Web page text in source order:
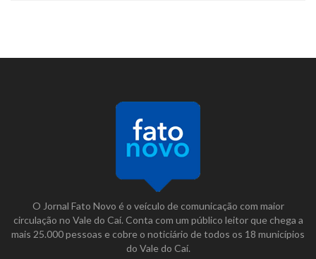
O Jornal Fato Novo é o veículo de comunicação com maior
circulação no Vale do Caí. Conta com um público leitor que chega a
mais 25.000 pessoas e cobre o noticiário de todos os 18 municípios
do Vale do Caí.